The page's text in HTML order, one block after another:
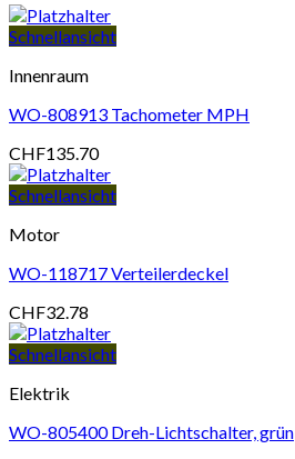
Schnellansicht
Innenraum
WO-808913 Tachometer MPH
CHF135.70
Schnellansicht
Motor
WO-118717 Verteilerdeckel
CHF32.78
Schnellansicht
Elektrik
WO-805400 Dreh-Lichtschalter, grün